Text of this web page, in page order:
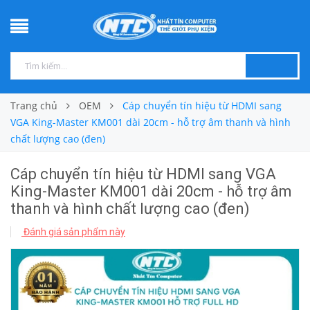
Trang chủ OEM
Cáp chuyển tín hiệu từ HDMI sang
VGA King-Master KM001 dài 20cm - hỗ trợ âm thanh và hình
chất lượng cao (đen)
Cáp chuyển tín hiệu từ HDMI sang VGA
King-Master KM001 dài 20cm - hỗ trợ âm
thanh và hình chất lượng cao (đen)
Đánh giá sản phẩm này